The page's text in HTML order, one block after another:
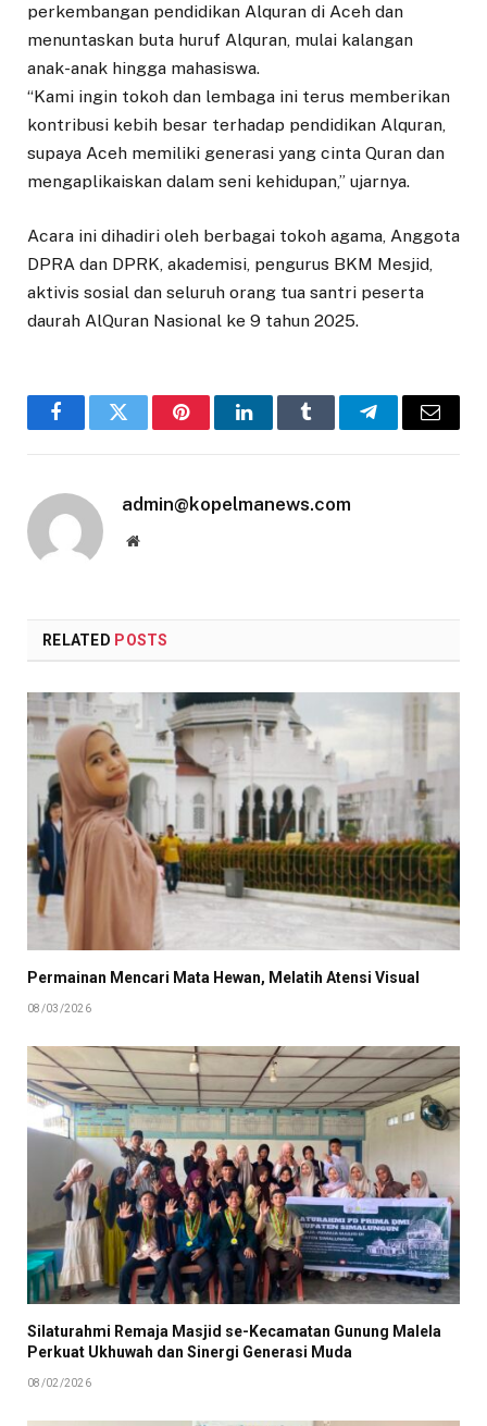
perkembangan pendidikan Alquran di Aceh dan
menuntaskan buta huruf Alquran, mulai kalangan
anak-anak hingga mahasiswa.
“Kami ingin tokoh dan lembaga ini terus memberikan
kontribusi kebih besar terhadap pendidikan Alquran,
supaya Aceh memiliki generasi yang cinta Quran dan
mengaplikaiskan dalam seni kehidupan,” ujarnya.
Acara ini dihadiri oleh berbagai tokoh agama, Anggota
DPRA dan DPRK, akademisi, pengurus BKM Mesjid,
aktivis sosial dan seluruh orang tua santri peserta
daurah AlQuran Nasional ke 9 tahun 2025.
FacebookTwitter PinterestLinkedInTumblr TelegramEmail
admin@kopelmanews.com
Website
RELATED POSTS
Permainan Mencari Mata Hewan, Melatih Atensi Visual
08/03/2026
Silaturahmi Remaja Masjid se-Kecamatan Gunung Malela
Perkuat Ukhuwah dan Sinergi Generasi Muda
08/02/2026